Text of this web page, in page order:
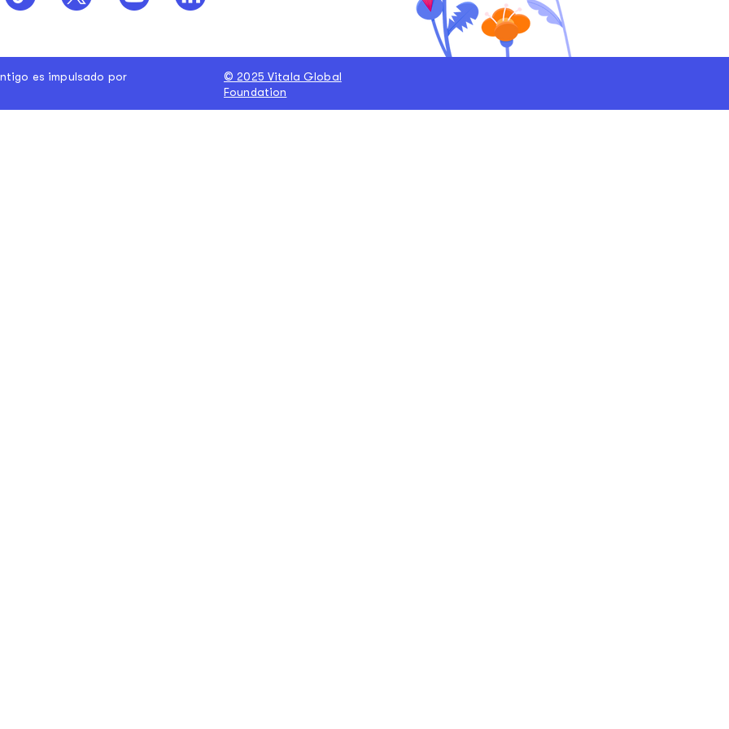
es impulsado por
© 2025 Vitala Global
Foundation